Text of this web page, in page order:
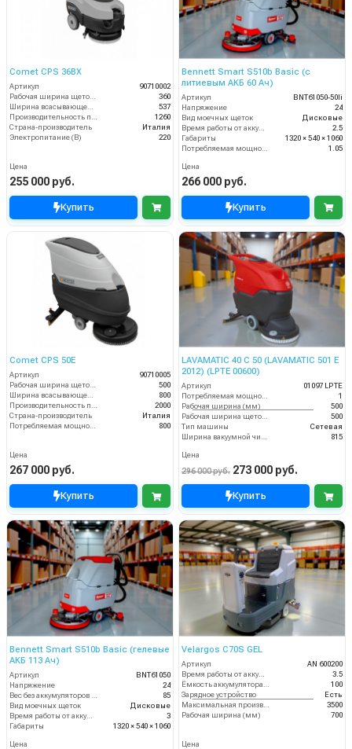
Comet CPS 36BX
Артикул
90710002
360
537
1260
Страна-производитель
Италия
Электропитание (В)
220
Цена
255 000 руб.
Купить
Bennett Smart S510b Basic (с
литиевым АКБ 60 Ач)
Артикул
BNT61050-50li
Напряжение
24
Вид моечных щеток
Дисковые
Время работы от аккумуляторов (ч)
2.5
Габариты
1320 × 540 × 1060
1.05
Цена
266 000 руб.
Купить
Comet CPS 50E
Артикул
90710005
Рабочая ширина щеток (мм)
500
Ширина всасывающей балки (мм)
800
Производительность по площади (м2/ч)
2000
Страна-производитель
Италия
Потребляемая мощность (Вт)
800
Цена
267 000 руб.
Купить
LAVAMATIC 40 C 50 (LAVAMATIC 501 E
2012) (LPTE 00600)
Артикул
01097 LPTE
Потребляемая мощность (кВт)
1
Рабочая ширина (мм)
500
Рабочая ширина щеток (мм)
500
Тип машины
Сетевая
Ширина вакуумной чистки (мм)
815
Цена
296 000 руб. 273 000 руб.
Купить
Bennett Smart S510b Basic (гелевые
АКБ 113 Ач)
Артикул
BNT61050
Напряжение
24
85
Вид моечных щеток
Дисковые
Время работы от аккумуляторов (ч)
3
Габариты
1320 × 540 × 1060
Цена
Velargos C70S GEL
Артикул
AN 600200
Время работы от аккумуляторов (ч)
3.5
100
Зарядное устройство
Есть
3500
Рабочая ширина (мм)
700
Цена